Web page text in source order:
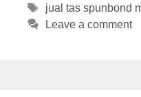
Tags
jual tas spunbond
Leave a comment